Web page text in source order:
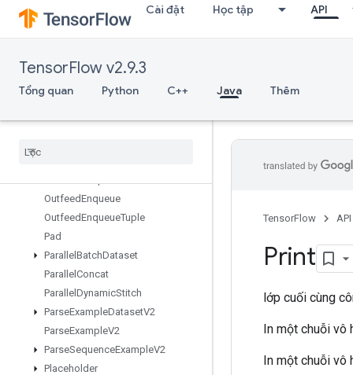
Cài đặt Học tập API
TensorFlow v2.9.3
Tổng quan Python C++ Java Thêm
OrderedMapIncompleteSize
OrderedMapPeek
OrderedMapStage
OrderedMapUnstage
OutfeedDequeue
OutfeedEnqueue
OutfeedEnqueueTuple
Pad
Parallel BatchDataset
Parallel Concat
Parallel DynamicStitch
ParseExampleDatasetV2
ParseExampleV2
ParseSequenceExampleV2
Placeholder
TensorFlow API
Print
lớp cuối cùng
In một chuỗi vô
In một chuỗi vô